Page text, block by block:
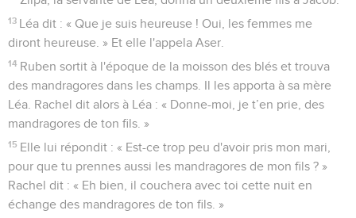
13 Léa dit : « Que je suis heureuse ! Oui, les femmes me
diront heureuse. » Et elle l'appela Aser.
14 Ruben sortit à l'époque de la moisson des blés et trouva
des mandragores dans les champs. Il les apporta à sa mère
Léa. Rachel dit alors à Léa : « Donne-moi, je t’en prie, des
mandragores de ton fils. »
15 Elle lui répondit : « Est-ce trop peu d'avoir pris mon mari,
pour que tu prennes aussi les mandragores de mon fils ? »
Rachel dit : « Eh bien, il couchera avec toi cette nuit en
échange des mandragores de ton fils. »